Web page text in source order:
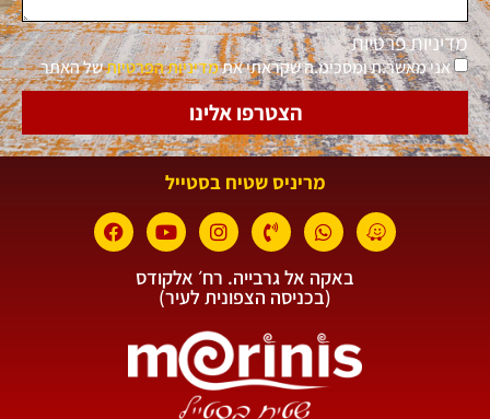
מדיניות פרטיות
אני מאשר.ת ומסכימ.ה שקראתי אתמדיניות הפרטיותשל האתר
הצטרפו אלינו
מריניס שטיח בסטייל
באקה אל גרבייה. רח׳ אלקודס
(בכניסה הצפונית לעיר)